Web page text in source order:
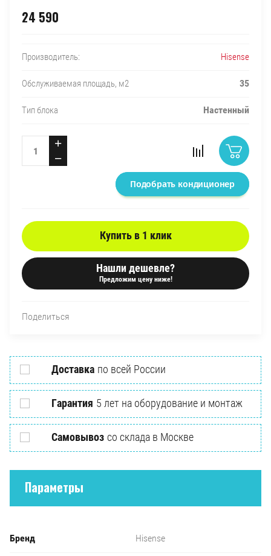
24 590
Производитель: Hisense
Обслуживаемая площадь, м2 35
Тип блока Настенный
+
−
Подобрать кондиционер
Купить в 1 клик
Нашли дешевле?
Предложим цену ниже!
Поделиться
Доставка по всей России
Гарантия 5 лет на оборудование и монтаж
Самовывоз со склада в Москве
Параметры
Бренд Hisense